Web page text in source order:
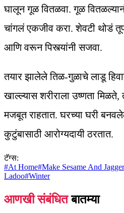
घालून गूळ वितळवा. गूळ
चांगलं एकजीव करा. शेवटी थोडं
आणि वरून पिस्त्यांनी सजवा.
तयार झालेले तिळ-गुळाचे लाडू
खाल्ल्यास शरीराला उष्णता
मजबूत राहतात. घरच्या घरी
कुटुंबासाठी आरोग्यदायी ठरतात.
टॅग्स:
#At Home#Make Sesame And
Ladoo#Winter
आणखी संबंधित बातम्या